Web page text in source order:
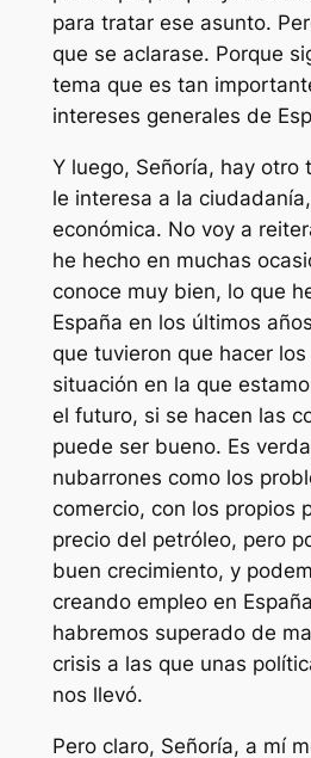
para tratar ese asunto.
que se aclarase. Porque
tema que es tan
intereses generales de
Y luego, Señoría, hay otro
le interesa a la
económica. No voy a
he hecho en muchas
conoce muy bien, lo que
España en los últimos
que tuvieron que hacer
situación en la que
el futuro, si se hacen las
puede ser bueno. Es
nubarrones como los
comercio, con los propios
precio del petróleo, pero
buen crecimiento, y
creando empleo en
habremos superado de
crisis a las que unas
nos llevó.
Pero claro, Señoría, a mí